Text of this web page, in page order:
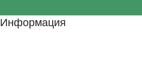
Информация